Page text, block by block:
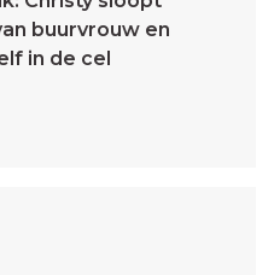
buurvrouw en
in de cel